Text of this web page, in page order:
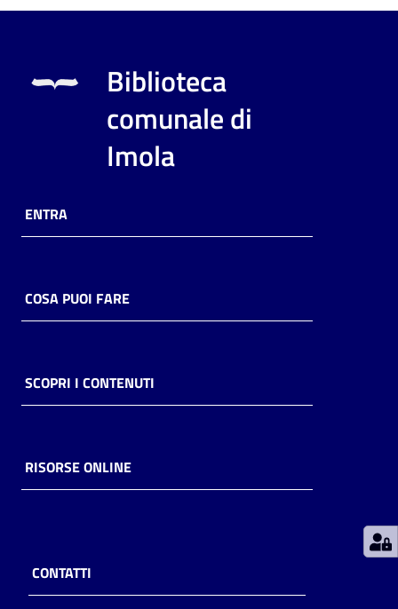
puoi
Risorse
online
Casa
Piani
storico
per
Biblioteca
comunale di
Imola
ENTRA
COSA PUOI FARE
SCOPRI I CONTENUTI
RISORSE ONLINE
CONTATTI